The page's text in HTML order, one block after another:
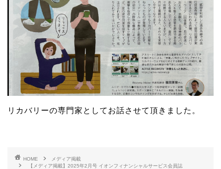
リカバリーの専門家としてお話させて頂きました。
HOME
メディア掲載
【メディア掲載】2025年2月号 イオンフィナンシャルサービス会員誌